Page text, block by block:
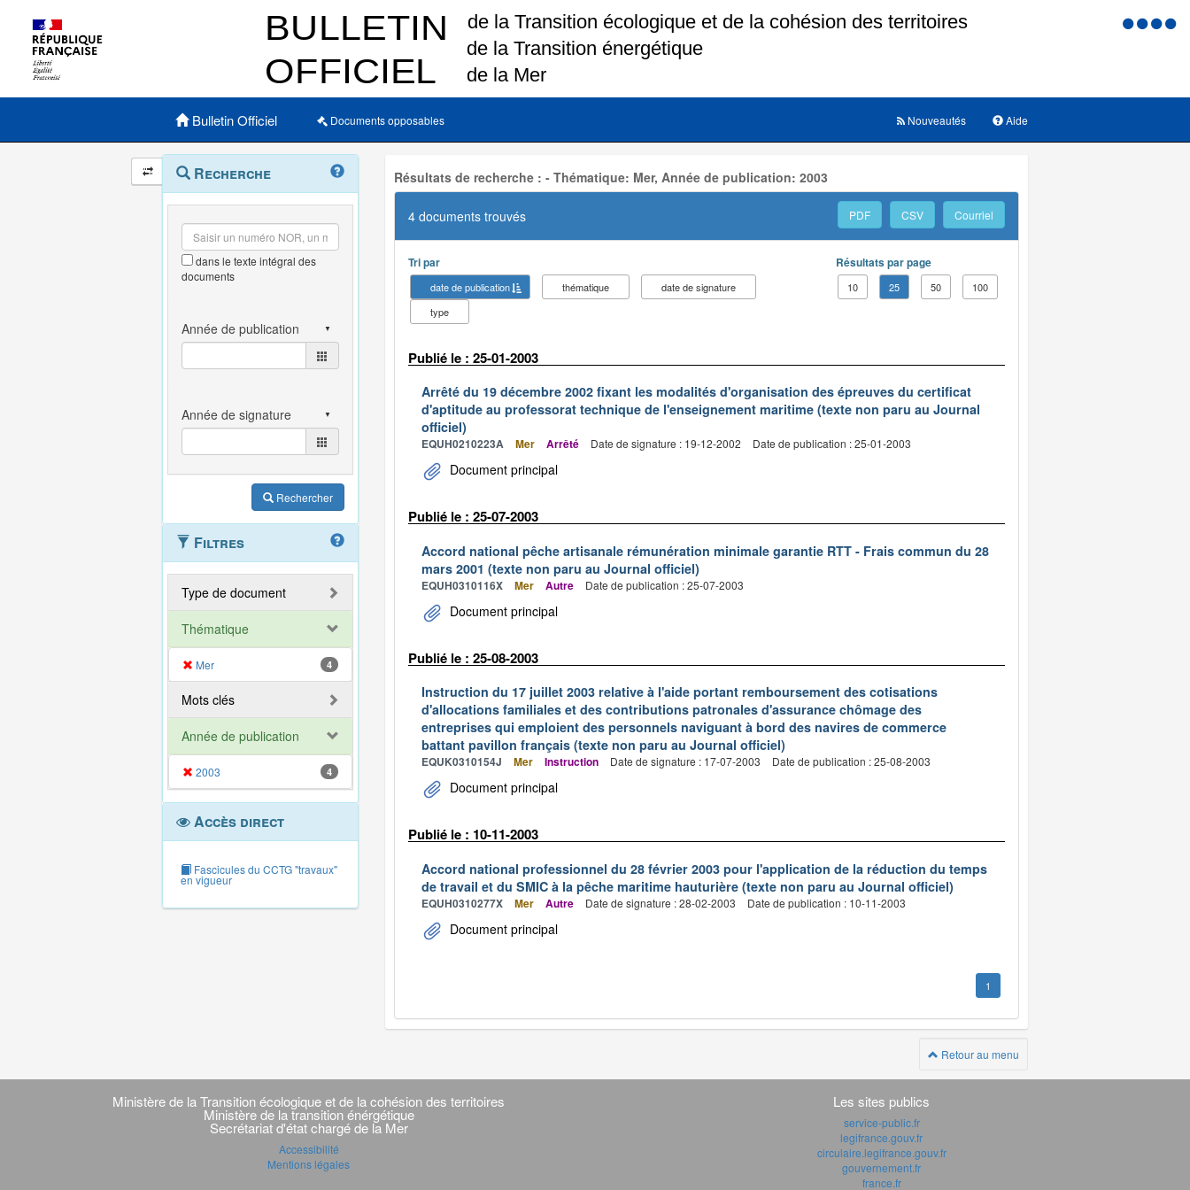
Menu
Menu principal
Bulletin Officiel Documents opposables Aide
Nouveautés
Navigation
et
outils
annexes
Menu
contextuel
Recherche
dans le texte intégral des
documents
Rechercher
Filtres
Type de document
Thématique
Mer 4
Mots clés
Année de publication
2003 4
Accès direct
Fascicules du CCTG "travaux"
en vigueur
Résultats de recherche : - Thématique: Mer, Année de publication: 2003
4 documents trouvés PDF CSV Courriel
Tri par
date de publication thématique
date de signature
type
Résultats par page
10 25 50 100
Publié le : 25-01-2003
Arrêté du 19 décembre 2002 fixant les modalités d'organisation des épreuves du certificat
d'aptitude au professorat technique de l'enseignement maritime (texte non paru au Journal
officiel)
EQUH0210223A Mer Arrêté Date de signature : 19-12-2002 Date de publication : 25-01-2003
Document principal
Publié le : 25-07-2003
Accord national pêche artisanale rémunération minimale garantie RTT - Frais commun du 28
mars 2001 (texte non paru au Journal officiel)
EQUH0310116X Mer Autre Date de publication : 25-07-2003
Document principal
Publié le : 25-08-2003
Instruction du 17 juillet 2003 relative à l'aide portant remboursement des cotisations
d'allocations familiales et des contributions patronales d'assurance chômage des
entreprises qui emploient des personnels naviguant à bord des navires de commerce
battant pavillon français (texte non paru au Journal officiel)
EQUK0310154J Mer Instruction Date de signature : 17-07-2003 Date de publication : 25-08-2003
Document principal
Publié le : 10-11-2003
Accord national professionnel du 28 février 2003 pour l'application de la réduction du temps
de travail et du SMIC à la pêche maritime hauturière (texte non paru au Journal officiel)
EQUH0310277X Mer Autre Date de signature : 28-02-2003 Date de publication : 10-11-2003
Document principal
1
Retour au menu
Navigation
transverseMinistère de la Transition écologique et de la cohésion des territoires
Ministère de la transition énérgétique
Secrétariat d'état chargé de la Mer
Accessibilité
Mentions légales
Les sites publics
service-public.fr
legifrance.gouv.fr
circulaire.legifrance.gouv.fr
gouvernement.fr
france.fr